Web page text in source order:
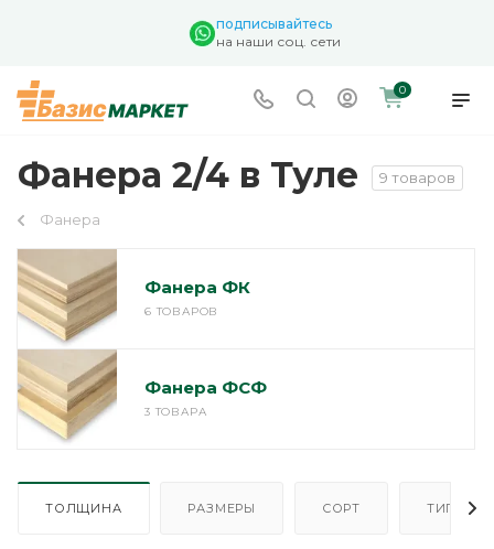
подписывайтесь
на наши соц. сети
0
Фанера 2/4 в Туле 9 товаров
Фанера
Фанера ФК
6 ТОВАРОВ
Фанера ФСФ
3 ТОВАРА
ТОЛЩИНА РАЗМЕРЫ СОРТ ТИП